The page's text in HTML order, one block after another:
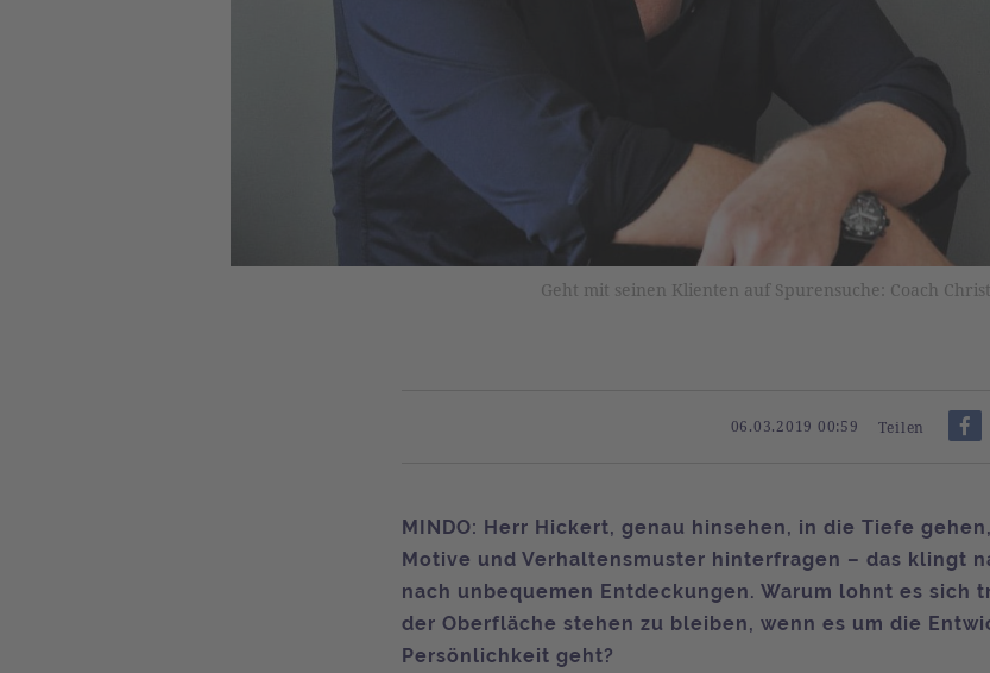
Geht mit seinen Klienten auf Spurensuche: Coach
06.03.2019 00:59 Teilen
MINDO: Herr Hickert, genau hinsehen, in die Tiefe
Motive und Verhaltensmuster hinterfragen – das klingt
nach unbequemen Entdeckungen. Warum lohnt es sich
der Oberfläche stehen zu bleiben, wenn es um die
Persönlichkeit geht?